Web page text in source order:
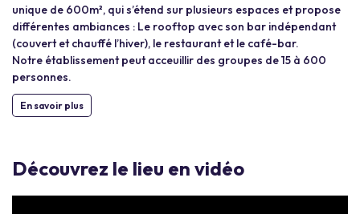
unique de 600m², qui s’étend sur plusieurs espaces et propose
différentes ambiances : Le rooftop avec son bar indépendant
(couvert et chauffé l’hiver), le restaurant et le café-bar.
Notre établissement peut acceuillir des groupes de 15 à 600
personnes.
En savoir plus
Découvrez le lieu en vidéo